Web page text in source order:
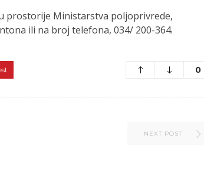
prostorije Ministarstva poljoprivrede,
ili na broj telefona, 034/ 200-364.
0
NEXT POST